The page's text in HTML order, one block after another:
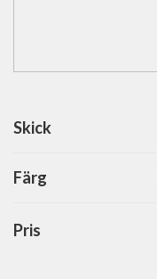
Skick
Färg
Pris